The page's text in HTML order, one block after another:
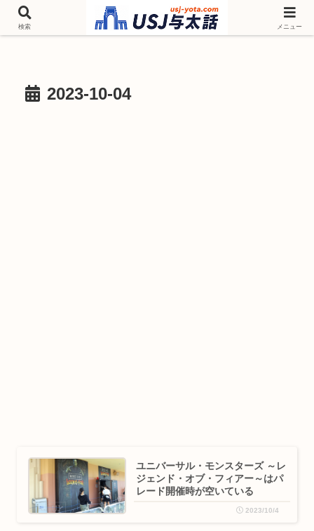
チケットやシーズンイベント ニンテンドーワールド アトラクションなどユニ
バを歩いて情報収集しています
2023-10-04
ユニバーサル・モンスターズ ～レ
ジェンド・オブ・フィアー～はパ
レード開催時が空いている
2023/10/4
検索 メニュー